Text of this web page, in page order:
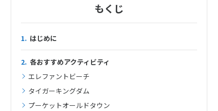
もくじ
1. はじめに
2. 各おすすめアクティビティ
エレファントビーチ
タイガーキングダム
プーケットオールドタウン